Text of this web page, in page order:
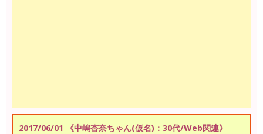
2017/06/01 《中嶋杏奈ちゃん(仮名)：30代/Web関連》